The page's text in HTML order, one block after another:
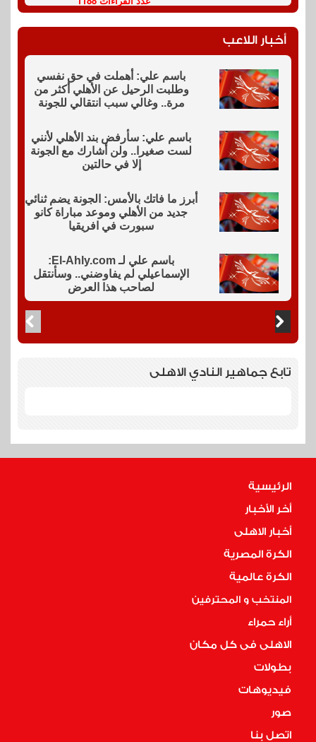
أخبار اللاعب
باسم علي: أهملت في حق نفسي
وطلبت الرحيل عن الأهلي أكثر من
مرة.. وغالي سبب انتقالي للجونة
باسم علي: سأرفض بند الأهلي لأنني
لست صغيرا.. ولن أشارك مع الجونة
إلا في حالتين
أبرز ما فاتك بالأمس: الجونة يضم ثنائي
جديد من الأهلي وموعد مباراة كانو
سبورت في افريقيا
باسم علي لـ El-Ahly.com:
الإسماعيلي لم يفاوضني.. وسأنتقل
لصاحب هذا العرض
تابع جماهير النادي الاهلى
الرئيسية
أخر الأخبار
أخبار الاهلى
الكرة المصرية
الكرة عالمية
المنتخب و المحترفين
أراء حمراء
الاهلى فى كل مكان
بطولات
فيديوهات
صور
اتصل بنا